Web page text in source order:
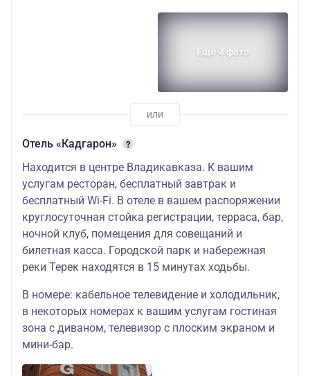
Еще 4 фото
Отель «Кадгарон»
Находится в центре Владикавказа. К вашим
услугам ресторан, бесплатный завтрак и
бесплатный Wi-Fi. В отеле в вашем распоряжении
круглосуточная стойка регистрации, терраса, бар,
ночной клуб, помещения для совещаний и
билетная касса. Городской парк и набережная
реки Терек находятся в 15 минутах ходьбы.
В номере: кабельное телевидение и холодильник,
в некоторых номерах к вашим услугам гостиная
зона с диваном, телевизор с плоским экраном и
мини-бар.